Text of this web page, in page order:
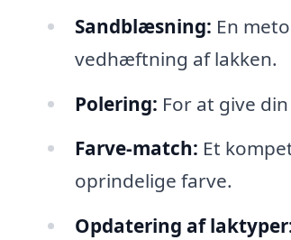
Sandblæsning: En
vedhæftning af lakken.
Polering: For at give
Farve-match: Et
oprindelige farve.
Opdatering af